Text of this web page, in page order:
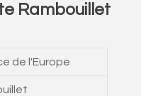
Rambouillet
de l'Europe